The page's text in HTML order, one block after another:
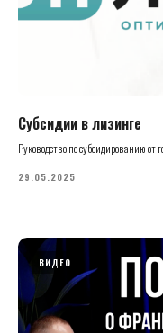
Субсидии в лизинге
Руководство по субсидированию от
29.05.2025
ВИДЕО